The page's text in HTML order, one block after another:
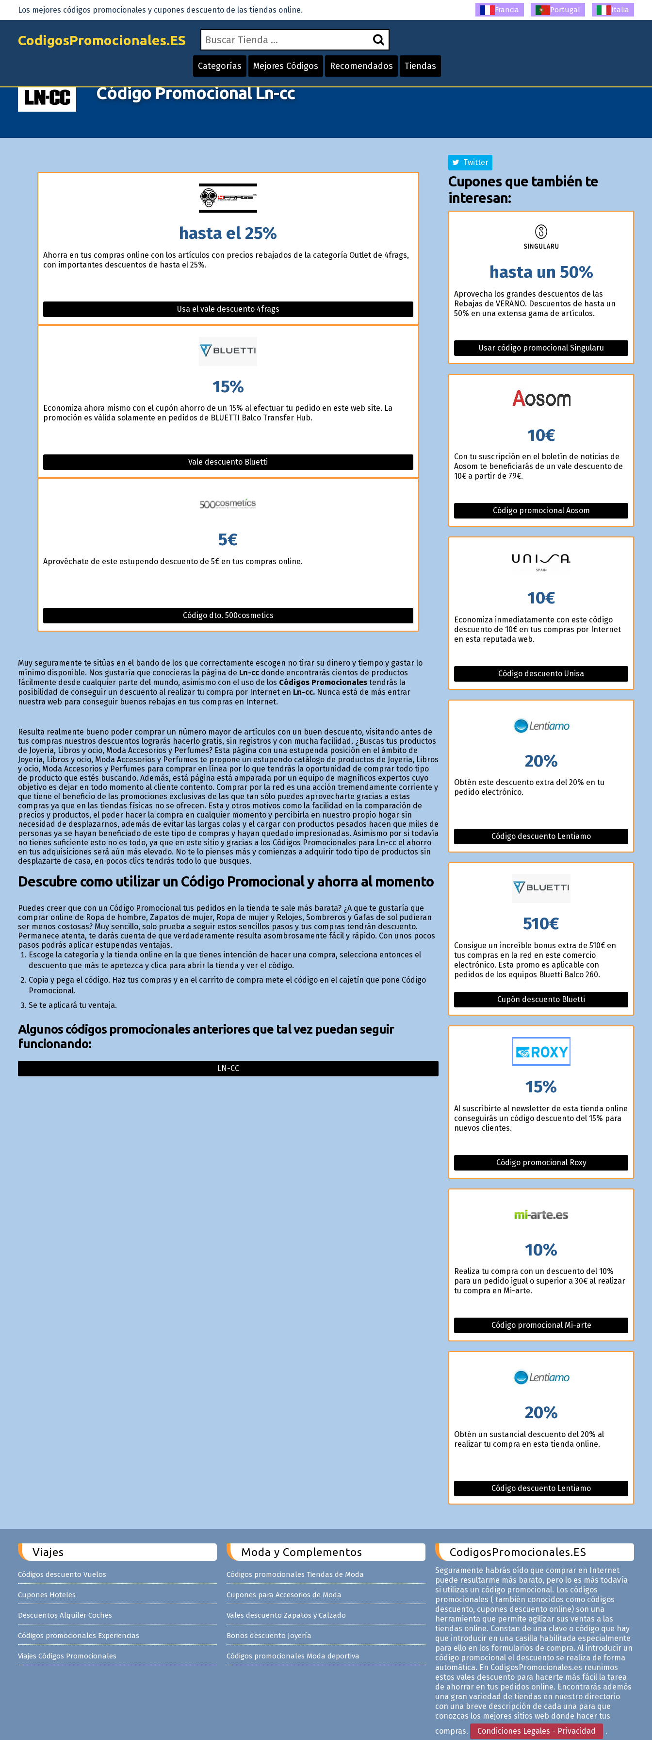
CodigosPromocionales.ES
Categorías Mejores Códigos Recomendados Tiendas
Los mejores códigos promocionales y cupones descuento de las tiendas online. Francia Portugal Italia
Código Promocional Ln-cc
hasta el 25%
Ahorra en tus compras online con los artículos con precios rebajados de la categoría Outlet de 4frags,
con importantes descuentos de hasta el 25%.
Usa el vale descuento 4frags
15%
Economiza ahora mismo con el cupón ahorro de un 15% al efectuar tu pedido en este web site. La
promoción es válida solamente en pedidos de BLUETTI Balco Transfer Hub.
Vale descuento Bluetti
5€
Aprovéchate de este estupendo descuento de 5€ en tus compras online.
Código dto. 500cosmetics
Muy seguramente te sitúas en el bando de los que correctamente escogen no tirar su dinero y tiempo y gastar lo
mínimo disponible. Nos gustaría que conocieras la página de Ln-ccdonde encontrarás cientos de productos
fácilmente desde cualquier parte del mundo, asimismo con el uso de los Códigos Promocionalestendrás la
posibilidad de conseguir un descuento al realizar tu compra por Internet en Ln-cc.Nunca está de más entrar
nuestra web para conseguir buenos rebajas en tus compras en Internet.
Resulta realmente bueno poder comprar un número mayor de artículos con un buen descuento, visitando antes de
tus compras nuestros descuentos lograrás hacerlo gratis, sin registros y con mucha facilidad. ¿Buscas tus productos
de Joyeria, Libros y ocio, Moda Accesorios y Perfumes? Esta página con una estupenda posición en el ámbito de
Joyeria, Libros y ocio, Moda Accesorios y Perfumes te propone un estupendo catálogo de productos de Joyeria, Libros
y ocio, Moda Accesorios y Perfumes para comprar en línea por lo que tendrás la oportunidad de comprar todo tipo
de producto que estés buscando. Además, está página está amparada por un equipo de magníficos expertos cuyo
objetivo es dejar en todo momento al cliente contento. Comprar por la red es una acción tremendamente corriente y
que tiene el beneficio de las promociones exclusivas de las que tan sólo puedes aprovecharte gracias a estas
compras ya que en las tiendas físicas no se ofrecen. Esta y otros motivos como la facilidad en la comparación de
precios y productos, el poder hacer la compra en cualquier momento y percibirla en nuestro propio hogar sin
necesidad de desplazarnos, además de evitar las largas colas y el cargar con productos pesados hacen que miles de
personas ya se hayan beneficiado de este tipo de compras y hayan quedado impresionadas. Asimismo por si todavía
no tienes suficiente esto no es todo, ya que en este sitio y gracias a los Códigos Promocionales para Ln-cc el ahorro
en tus adquisiciones será aún más elevado. No te lo pienses más y comienzas a adquirir todo tipo de productos sin
desplazarte de casa, en pocos clics tendrás todo lo que busques.
Descubre como utilizar un Código Promocional y ahorra al momento
Puedes creer que con un Código Promocional tus pedidos en la tienda te sale más barata? ¿A que te gustaría que
comprar online de Ropa de hombre, Zapatos de mujer, Ropa de mujer y Relojes, Sombreros y Gafas de sol pudieran
ser menos costosas? Muy sencillo, solo prueba a seguir estos sencillos pasos y tus compras tendrán descuento.
Permanece atenta, te darás cuenta de que verdaderamente resulta asombrosamente fácil y rápido. Con unos pocos
pasos podrás aplicar estupendas ventajas.
Escoge la categoría y la tienda online en la que tienes intención de hacer una compra, selecciona entonces el
descuento que más te apetezca y clica para abrir la tienda y ver el código.
Copia y pega el código. Haz tus compras y en el carrito de compra mete el código en el cajetín que pone Código
Promocional.
Se te aplicará tu ventaja.
Algunos códigos promocionales anteriores que tal vez puedan seguir
funcionando:
LN-CC
Twitter
Cupones que también te
interesan:
hasta un 50%
Aprovecha los grandes descuentos de las
Rebajas de VERANO. Descuentos de hasta un
50% en una extensa gama de artículos.
Usar código promocional Singularu
10€
Con tu suscripción en el boletín de noticias de
Aosom te beneficiarás de un vale descuento de
10€ a partir de 79€.
Código promocional Aosom
10€
Economiza inmediatamente con este código
descuento de 10€ en tus compras por Internet
en esta reputada web.
Código descuento Unisa
20%
Obtén este descuento extra del 20% en tu
pedido electrónico.
Código descuento Lentiamo
510€
Consigue un increíble bonus extra de 510€ en
tus compras en la red en este comercio
electrónico. Esta promo es aplicable con
pedidos de los equipos Bluetti Balco 260.
Cupón descuento Bluetti
15%
Al suscribirte al newsletter de esta tienda online
conseguirás un código descuento del 15% para
nuevos clientes.
Código promocional Roxy
10%
Realiza tu compra con un descuento del 10%
para un pedido igual o superior a 30€ al realizar
tu compra en Mi-arte.
Código promocional Mi-arte
20%
Obtén un sustancial descuento del 20% al
realizar tu compra en esta tienda online.
Código descuento Lentiamo
Viajes
Códigos descuento Vuelos
Cupones Hoteles
Descuentos Alquiler Coches
Códigos promocionales Experiencias
Viajes Códigos Promocionales
Moda y Complementos
Códigos promocionales Tiendas de Moda
Cupones para Accesorios de Moda
Vales descuento Zapatos y Calzado
Bonos descuento Joyería
Códigos promocionales Moda deportiva
CodigosPromocionales.ES
Seguramente habrás oído que comprar en Internet
puede resultarme más barato, pero lo es más todavía
si utilizas un código promocional. Los códigos
promocionales ( también conocidos como códigos
descuento, cupones descuento online) son una
herramienta que permite agilizar sus ventas a las
tiendas online. Constan de una clave o código que hay
que introducir en una casilla habilitada especialmente
para ello en los formularios de compra. Al introducir un
código promocional el descuento se realiza de forma
automática. En CodigosPromocionales.es reunimos
estos vales descuento para hacerte más fácil la tarea
de ahorrar en tus pedidos online. Encontrarás ademós
una gran variedad de tiendas en nuestro directorio
con una breve descripción de cada una para que
conozcas los mejores sitios web donde hacer tus
compras.
Condiciones Legales - Privacidad .